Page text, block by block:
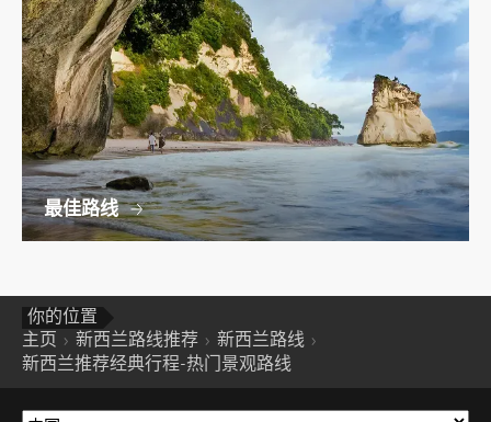
最佳路线
你的位置
主页
新西兰路线推荐
新西兰路线
新西兰推荐经典行程-热门景观路线